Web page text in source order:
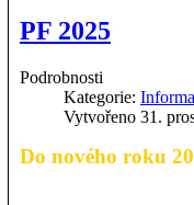
PF 2025
Podrobnosti
Kategorie:
Vytvořeno 31.
Do nového roku